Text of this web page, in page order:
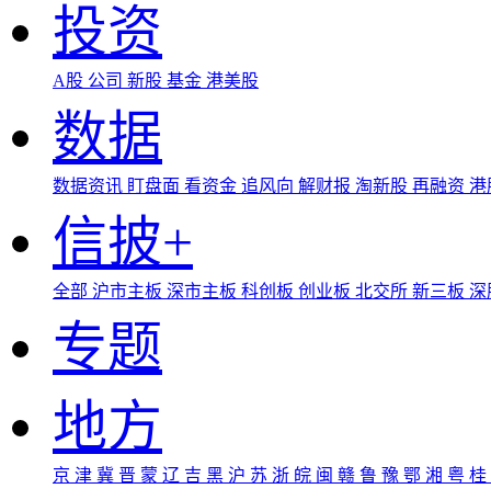
投资
A股 公司 新股 基金 港美股
数据
数据资讯 盯盘面 看资金 追风向 解财报 淘新股 再融资
信披+
全部 沪市主板 深市主板 科创板 创业板 北交所 新三板
专题
地方
京 津 冀 晋 蒙 辽 吉 黑 沪 苏 浙 皖 闽 赣 鲁 豫 鄂 湘 粤 桂